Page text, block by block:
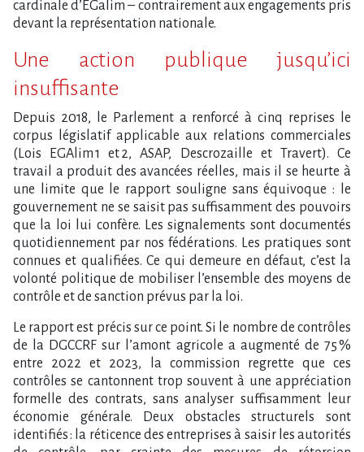
cardinale d​‌’EGalim – contrairement aux engagements pris
devant la représentation nationale.
Une action publique jusqu​‌’ici
insuffisante
Depuis 2018, le Parlement a renforcé à cinq reprises le
corpus législatif applicable aux relations commerciales
(Lois EGAlim 1 et 2, ASAP, Descrozaille et Travert). Ce
travail a produit des avancées réelles, mais il se heurte à
une limite que le rapport souligne sans équivoque : le
gouvernement ne se saisit pas suffisamment des pouvoirs
que la loi lui confère. Les signalements sont documentés
quotidiennement par nos fédérations. Les pratiques sont
connues et qualifiées. Ce qui demeure en défaut, c’est la
volonté politique de mobiliser l’ensemble des moyens de
contrôle et de sanction prévus par la loi.
Le rapport est précis sur ce point. Si le nombre de contrôles
de la DGCCRF sur l’amont agricole a augmenté de 75 %
entre 2022 et 2023, la commission regrette que ces
contrôles se cantonnent trop souvent à une appréciation
formelle des contrats, sans analyser suffisamment leur
économie générale. Deux obstacles structurels sont
identifiés : la réticence des entreprises à saisir les autorités